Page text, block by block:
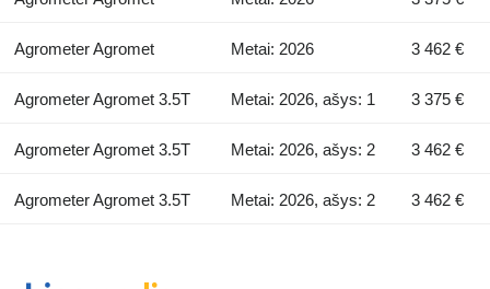
Agrometer Agromet Metai: 2026 3 462 €
Agrometer Agromet 3.5T Metai: 2026, ašys: 1 3 375 €
Agrometer Agromet 3.5T Metai: 2026, ašys: 2 3 462 €
Agrometer Agromet 3.5T Metai: 2026, ašys: 2 3 462 €